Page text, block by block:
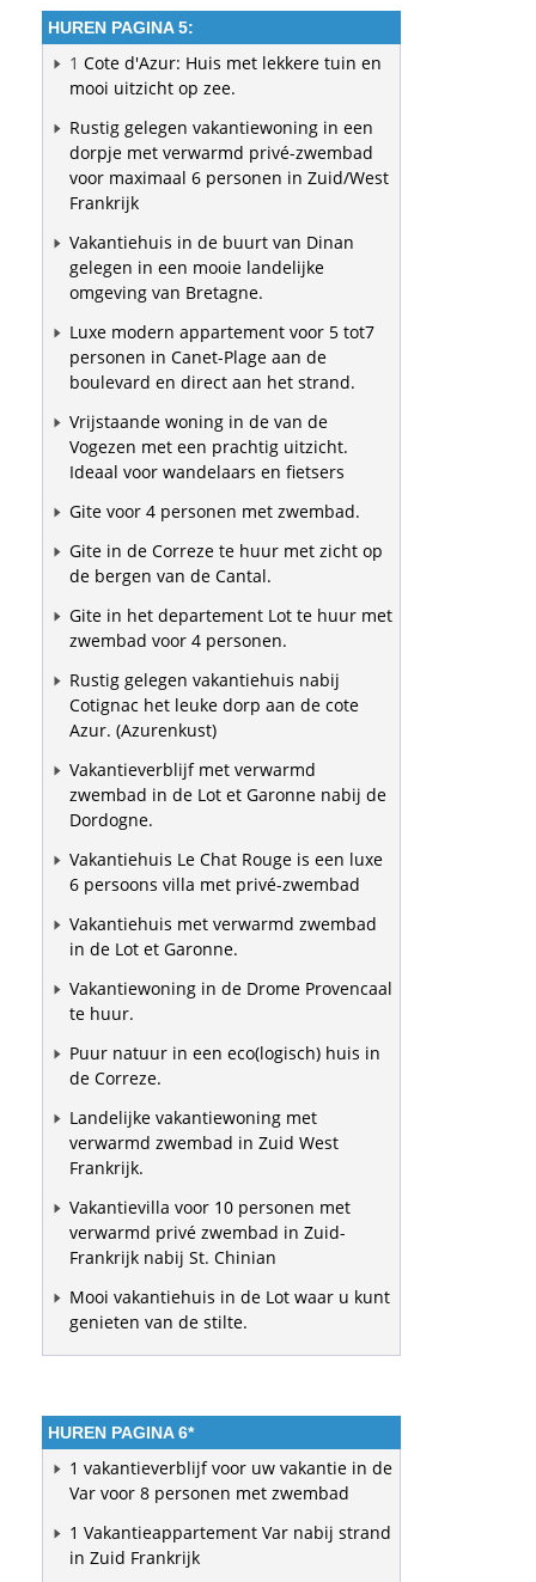
HUREN PAGINA 5:
1 Cote d'Azur: Huis met lekkere tuin en
mooi uitzicht op zee.
Rustig gelegen vakantiewoning in een
dorpje met verwarmd privé-zwembad
voor maximaal 6 personen in Zuid/West
Frankrijk
Vakantiehuis in de buurt van Dinan
gelegen in een mooie landelijke
omgeving van Bretagne.
Luxe modern appartement voor 5 tot7
personen in Canet-Plage aan de
boulevard en direct aan het strand.
Vrijstaande woning in de van de
Vogezen met een prachtig uitzicht.
Ideaal voor wandelaars en fietsers
Gite voor 4 personen met zwembad.
Gite in de Correze te huur met zicht op
de bergen van de Cantal.
Gite in het departement Lot te huur met
zwembad voor 4 personen.
Rustig gelegen vakantiehuis nabij
Cotignac het leuke dorp aan de cote
Azur. (Azurenkust)
Vakantieverblijf met verwarmd
zwembad in de Lot et Garonne nabij de
Dordogne.
Vakantiehuis Le Chat Rouge is een luxe
6 persoons villa met privé-zwembad
Vakantiehuis met verwarmd zwembad
in de Lot et Garonne.
Vakantiewoning in de Drome Provencaal
te huur.
Puur natuur in een eco(logisch) huis in
de Correze.
Landelijke vakantiewoning met
verwarmd zwembad in Zuid West
Frankrijk.
Vakantievilla voor 10 personen met
verwarmd privé zwembad in Zuid-
Frankrijk nabij St. Chinian
Mooi vakantiehuis in de Lot waar u kunt
genieten van de stilte.
HUREN PAGINA 6*
1 vakantieverblijf voor uw vakantie in de
Var voor 8 personen met zwembad
1 Vakantieappartement Var nabij strand
in Zuid Frankrijk